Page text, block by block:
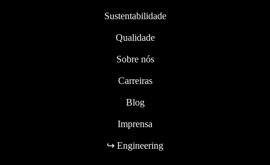
Sustentabilidade
Qualidade
Sobre nós
Carreiras
Blog
Imprensa
↪ Engineering